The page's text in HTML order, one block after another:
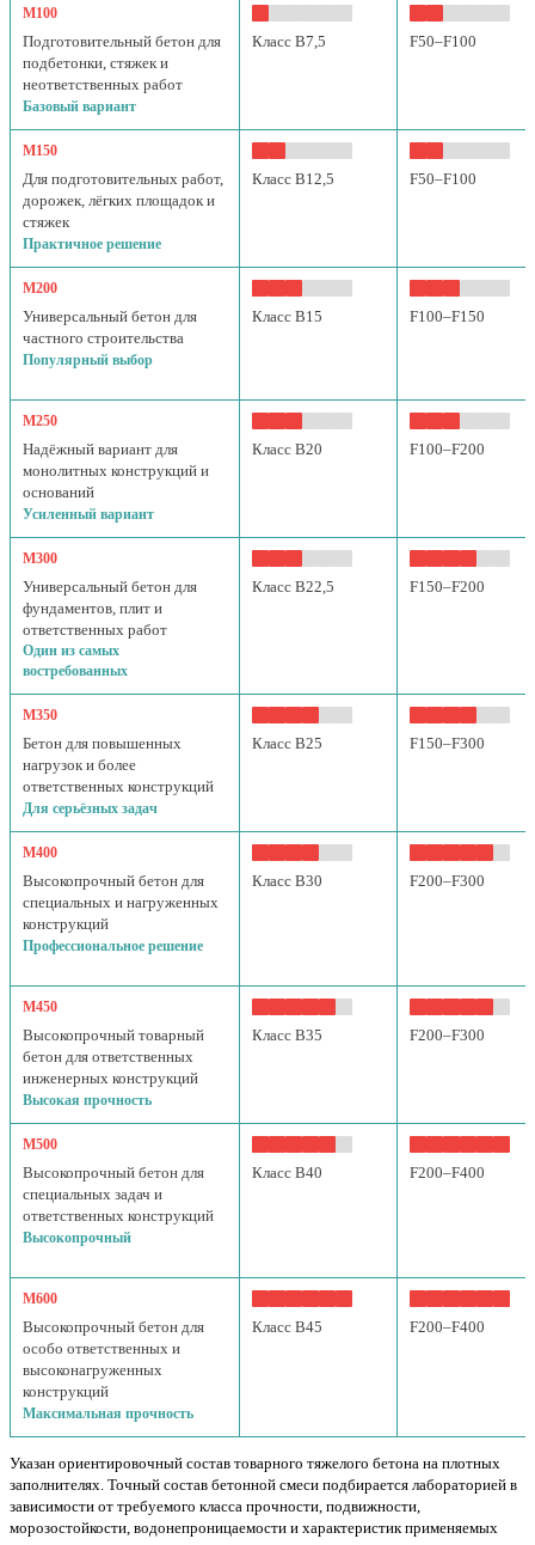
М100
Подготовительный бетон для
подбетонки, стяжек и
неответственных работ
Базовый вариант
Класс B7,5 F50–F100
М150
Для подготовительных работ,
дорожек, лёгких площадок и
стяжек
Практичное решение
Класс B12,5 F50–F100
М200
Универсальный бетон для
частного строительства
Популярный выбор
Класс B15 F100–F150
М250
Надёжный вариант для
монолитных конструкций и
оснований
Усиленный вариант
Класс B20 F100–F200
М300
Универсальный бетон для
фундаментов, плит и
ответственных работ
Один из самых
востребованных
Класс B22,5 F150–F200
М350
Бетон для повышенных
нагрузок и более
ответственных конструкций
Для серьёзных задач
Класс B25 F150–F300
М400
Высокопрочный бетон для
специальных и нагруженных
конструкций
Профессиональное решение
Класс B30 F200–F300
М450
Высокопрочный товарный
бетон для ответственных
инженерных конструкций
Высокая прочность
Класс B35 F200–F300
М500
Высокопрочный бетон для
специальных задач и
ответственных конструкций
Высокопрочный
Класс B40 F200–F400
М600
Высокопрочный бетон для
особо ответственных и
высоконагруженных
конструкций
Максимальная прочность
Класс B45 F200–F400
Указан ориентировочный состав товарного тяжелого бетона на плотных
заполнителях. Точный состав бетонной смеси подбирается лабораторией в
зависимости от требуемого класса прочности, подвижности,
морозостойкости, водонепроницаемости и характеристик применяемых